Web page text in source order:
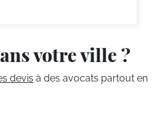
votre ville ?
devis à des avocats partout en